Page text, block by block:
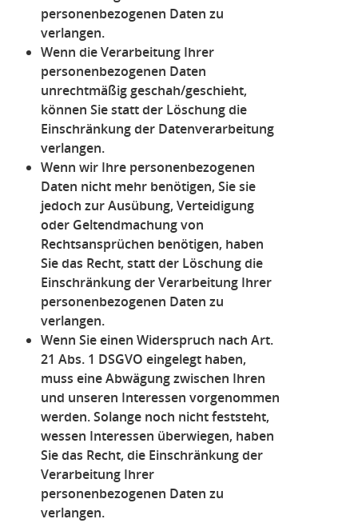
personenbezogenen Daten zu
verlangen.
Wenn die Verarbeitung Ihrer
personenbezogenen Daten
unrechtmäßig geschah/geschieht,
können Sie statt der Löschung die
Einschränkung der Datenverarbeitung
verlangen.
Wenn wir Ihre personenbezogenen
Daten nicht mehr benötigen, Sie sie
jedoch zur Ausübung, Verteidigung
oder Geltendmachung von
Rechtsansprüchen benötigen, haben
Sie das Recht, statt der Löschung die
Einschränkung der Verarbeitung Ihrer
personenbezogenen Daten zu
verlangen.
Wenn Sie einen Widerspruch nach Art.
21 Abs. 1 DSGVO eingelegt haben,
muss eine Abwägung zwischen Ihren
und unseren Interessen vorgenommen
werden. Solange noch nicht feststeht,
wessen Interessen überwiegen, haben
Sie das Recht, die Einschränkung der
Verarbeitung Ihrer
personenbezogenen Daten zu
verlangen.